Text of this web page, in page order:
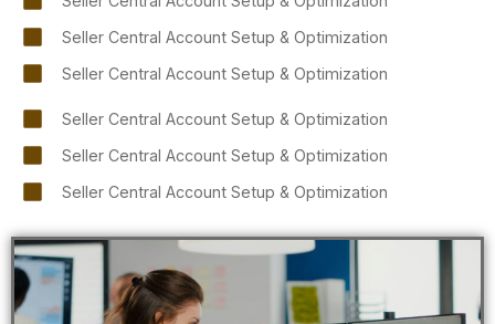
Seller Central Account Setup & Optimization
Seller Central Account Setup & Optimization
Seller Central Account Setup & Optimization
Seller Central Account Setup & Optimization
Seller Central Account Setup & Optimization